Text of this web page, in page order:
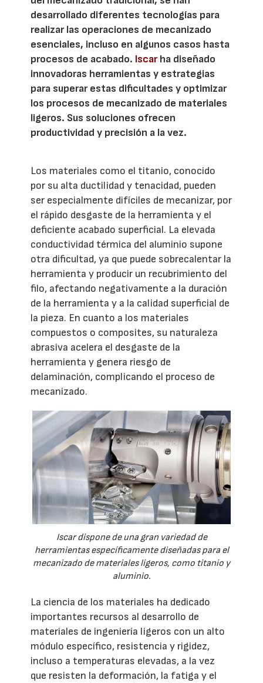
desarrollado diferentes tecnologías para
realizar las operaciones de mecanizado
esenciales, incluso en algunos casos hasta
procesos de acabado. Iscarha diseñado
innovadoras herramientas y estrategias
para superar estas dificultades y optimizar
los procesos de mecanizado de materiales
ligeros. Sus soluciones ofrecen
productividad y precisión a la vez.
Los materiales como el titanio, conocido
por su alta ductilidad y tenacidad, pueden
ser especialmente difíciles de mecanizar, por
el rápido desgaste de la herramienta y el
deficiente acabado superficial. La elevada
conductividad térmica del aluminio supone
otra dificultad, ya que puede sobrecalentar la
herramienta y producir un recubrimiento del
filo, afectando negativamente a la duración
de la herramienta y a la calidad superficial de
la pieza. En cuanto a los materiales
compuestos o composites, su naturaleza
abrasiva acelera el desgaste de la
herramienta y genera riesgo de
delaminación, complicando el proceso de
mecanizado.
Iscar dispone de una gran variedad de
herramientas específicamente diseñadas para el
mecanizado de materiales ligeros, como titanio y
aluminio.
La ciencia de los materiales ha dedicado
importantes recursos al desarrollo de
materiales de ingeniería ligeros con un alto
módulo específico, resistencia y rigidez,
incluso a temperaturas elevadas, a la vez
que resisten la deformación, la fatiga y el